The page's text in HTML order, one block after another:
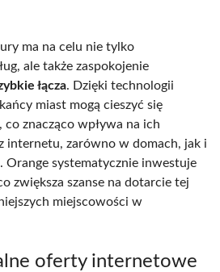
ma na celu nie tylko
ale także zaspokojenie
łącza. Dzięki technologii
miast mogą cieszyć się
co znacząco wpływa na ich
internetu, zarówno w domach, jak i
Orange systematycznie inwestuje
zwiększa szanse na dotarcie tej
miejscowości w
oferty internetowe